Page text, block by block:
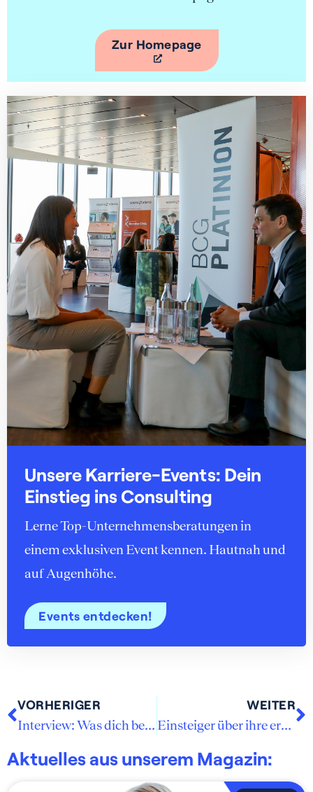
Zur Homepage
Unsere Karriere-Events: Dein
Einstieg ins Consulting
Lerne Top-Unternehmensberatungen in
einem exklusiven Event kennen. Hautnah und
auf Augenhöhe.
Events entdecken!
VORHERIGER
Interview: Was dich bei ECON erwartet
WEITER
Einsteiger über ihre ersten Schritte bei ECON
Aktuelles aus unserem Magazin: